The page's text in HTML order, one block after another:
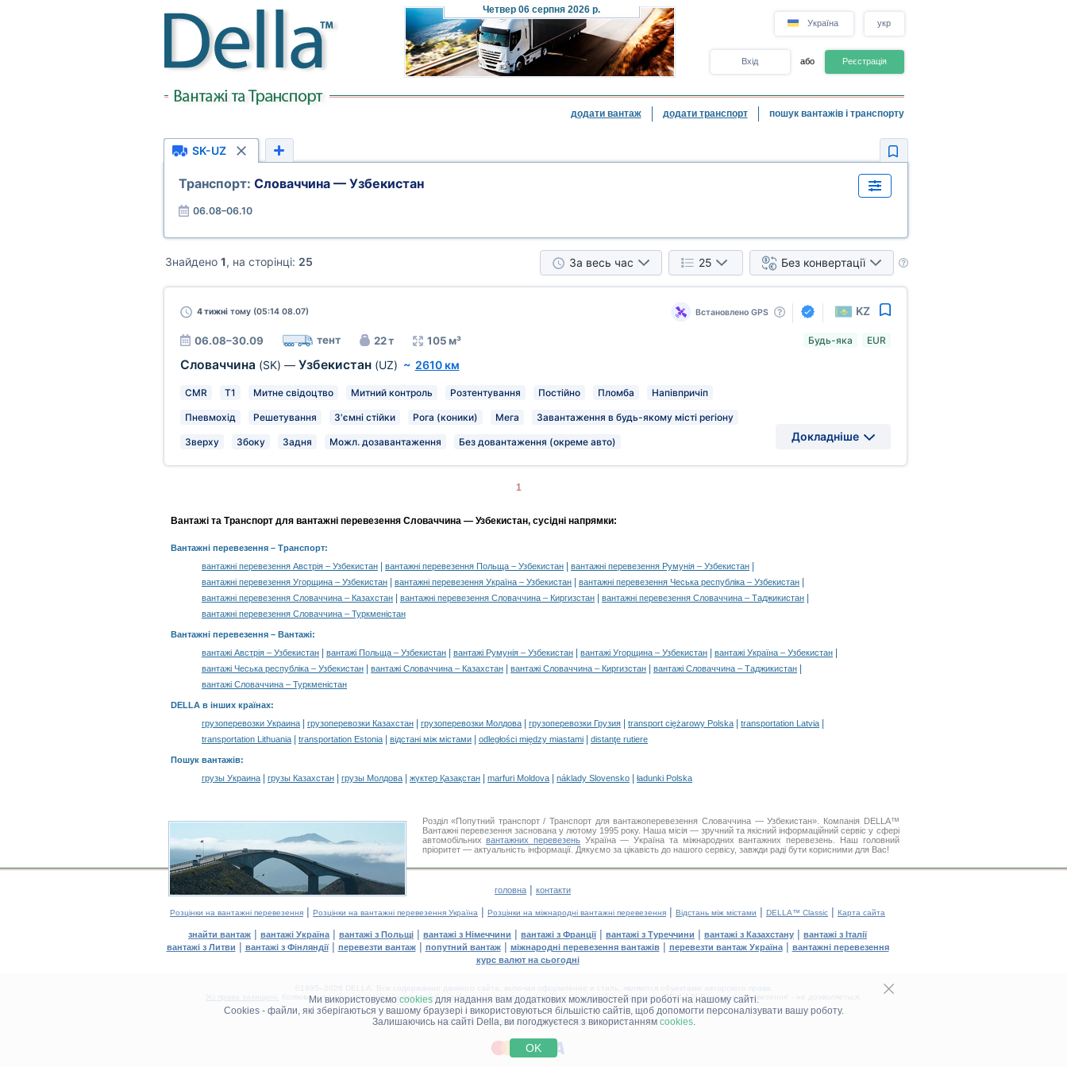
Четвер 06 серпня 2026 р.
Україна укр
Вхід або Реєстрація
додати вантаж додати транспорт пошук вантажів і транспорту
Ми використовуємо cookiesдля надання вам додаткових можливостей при роботі на нашому сайті.
Cookies - файли, які зберігаються у вашому браузері і використовуються більшістю сайтів, щоб допомогти персоналізувати вашу роботу.
Залишаючись на сайті Della, ви погоджуєтеся з використанням cookies.
OK
SK-UZ
Транспорт: Словаччина — Узбекистан
06.08–06.10
Знайдено 1, на сторінці: 25 За весь час 25 Без конвертації
4 тижнітому (05:14 08.07) Встановлено GPS KZ
06.08–30.09 тент 22 т 105 м³
Словаччина (SK) — Узбекистан (UZ) ~ 2610 км
CMR T1 Митне свідоцтво Митний контроль Розтентування Постійно Пломба Напівпричіп
Пневмохід Решетування З'ємні стійки Рога (коники) Мега Завантаження в будь-якому місті регіону
Зверху Збоку Задня Можл. дозавантаження Без довантаження (окреме авто)
Будь-яка EUR
Докладніше
1
Вантажі та Транспорт для вантажні перевезення Словаччина — Узбекистан, сусідні напрямки:
Вантажні перевезення – Транспорт:
вантажні перевезення Австрія – Узбекистан
вантажні перевезення Польща – Узбекистан вантажні перевезення Румунія – Узбекистан
вантажні перевезення Угорщина – Узбекистан вантажні перевезення Україна – Узбекистан вантажні перевезення Чеська республіка – Узбекистан
вантажні перевезення Словаччина – Казахстан вантажні перевезення Словаччина – Киргизстан вантажні перевезення Словаччина – Таджикистан
вантажні перевезення Словаччина – Туркменістан
Вантажні перевезення – Вантажі:
вантажі Австрія – Узбекистан
вантажі Польща – Узбекистан вантажі Румунія – Узбекистан вантажі Угорщина – Узбекистан вантажі Україна – Узбекистан
вантажі Чеська республіка – Узбекистан вантажі Словаччина – Казахстан вантажі Словаччина – Киргизстан вантажі Словаччина – Таджикистан
вантажі Словаччина – Туркменістан
DELLA в інших країнах:
грузоперевозки Украина
грузоперевозки Казахстан грузоперевозки Молдова грузоперевозки Грузия transport ciężarowy Polska transportation Latvia
transportation Lithuania transportation Estonia відстані між містами odległości między miastami distanţe rutiere
Пошук вантажів:
грузы Украина
грузы Казахстан грузы Молдова жүктер Қазақстан marfuri Moldova náklady Slovensko ładunki Polska
Розділ «Попутний транспорт / Транспорт для вантажоперевезення Словаччина — Узбекистан». Компанія DELLA™
Вантажні перевезення заснована у лютому 1995 року. Наша місія — зручний та якісний інформаційний сервіс у сфері
автомобільнихвантажних перевезеньУкраїна — Україна та міжнародних вантажних перевезень. Наш головний
пріоритет — актуальність інформації. Дякуємо за цікавість до нашого сервісу, завжди раді бути корисними для Вас!
головна | контакти
Розцінки на вантажні перевезення | Розцінки на вантажні перевезення Україна | Розцінки на міжнародні вантажні перевезення | Відстань між містами | DELLA™ Classic | Карта сайта
знайти вантаж | вантажі Україна | вантажі з Польщі | вантажі з Німеччини | вантажі з Франції| вантажі з Туреччини | вантажі з Казахстану | вантажі з Італії
вантажі з Литви | вантажі з Фінляндії| перевезти вантаж| попутний вантаж| міжнародні перевезення вантажів| перевезти вантаж Україна| вантажні перевезення
курс валют на сьогодні
©1995–2026 DELLA. Все содержание данного сайта, включая оформление и стиль, являются объектами авторского права.
Усі права захищені.
Копіювання та розміщення в інших засобах інформації та інтернет-сайтах без офіційного дозволу 'DELLA™ Вантажні перевезення' - не дозволяється.
ДЕЛЛА® —ВАШІВАНТАЖНІ ПЕРЕВЕЗЕННЯ™!